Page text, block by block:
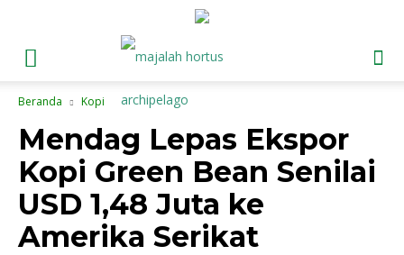
Beranda Kopi
Mendag Lepas Ekspor
Kopi Green Bean Senilai
USD 1,48 Juta ke
Amerika Serikat